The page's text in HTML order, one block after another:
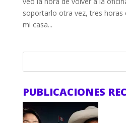
soportarlo otra vez, tres horas
mi casa...
PUBLICACIONES